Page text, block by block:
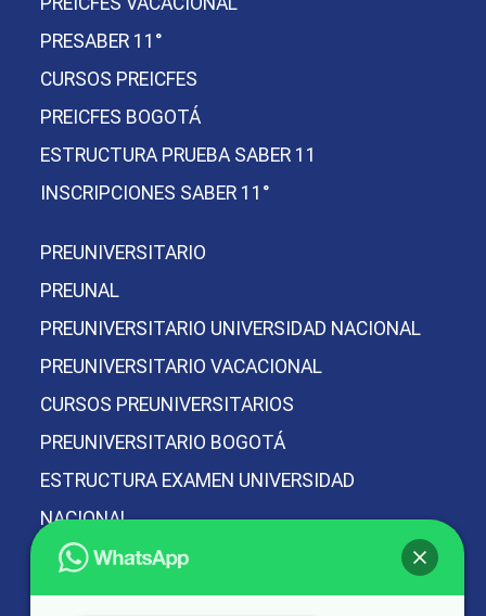
PRESABER 11°
CURSOS PREICFES
PREICFES BOGOTÁ
ESTRUCTURA PRUEBA SABER 11
INSCRIPCIONES SABER 11°
PREUNIVERSITARIO
PREUNAL
PREUNIVERSITARIO UNIVERSIDAD NACIONAL
PREUNIVERSITARIO VACACIONAL
CURSOS PREUNIVERSITARIOS
PREUNIVERSITARIO BOGOTÁ
ESTRUCTURA EXAMEN UNIVERSIDAD
NACIONAL
PREICFES Y PREUNIVERSITARIO